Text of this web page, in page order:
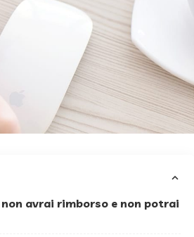
avrai rimborso e non potrai